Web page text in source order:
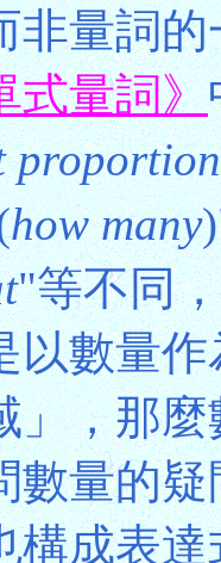
非量詞
式量詞》
how many
"等不同
以數量
」，那
數量的
構成表